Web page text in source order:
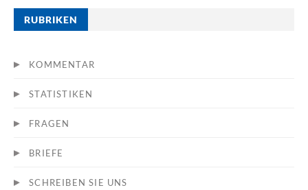
RUBRIKEN
KOMMENTAR
STATISTIKEN
FRAGEN
BRIEFE
SCHREIBEN SIE UNS